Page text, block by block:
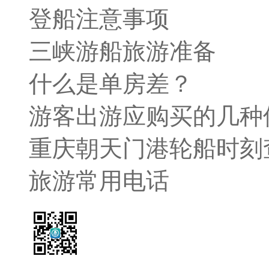
登船注意事项
三峡游船旅游准备
什么是单房差？
游客出游应购买的几种
重庆朝天门港轮船时
旅游常用电话